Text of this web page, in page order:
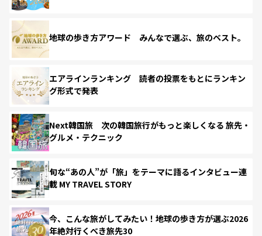
地球の歩き方アワード みんなで選ぶ、旅のベスト。
エアラインランキング 読者の投票をもとにランキン
グ形式で発表
Next韓国旅 次の韓国旅行がもっと楽しくなる 旅先・
グルメ・テクニック
旬な“あの人”が「旅」をテーマに語るインタビュー連
載 MY TRAVEL STORY
今、こんな旅がしてみたい！地球の歩き方が選ぶ2026
年絶対行くべき旅先30